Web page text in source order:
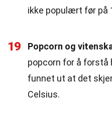
ikke populært før på
19 Popcorn og
popcorn for å forstå
funnet ut at det
Celsius.